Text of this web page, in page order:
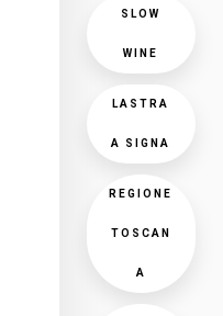
SLOW
WINE
LASTRA
A SIGNA
REGIONE
TOSCAN
A